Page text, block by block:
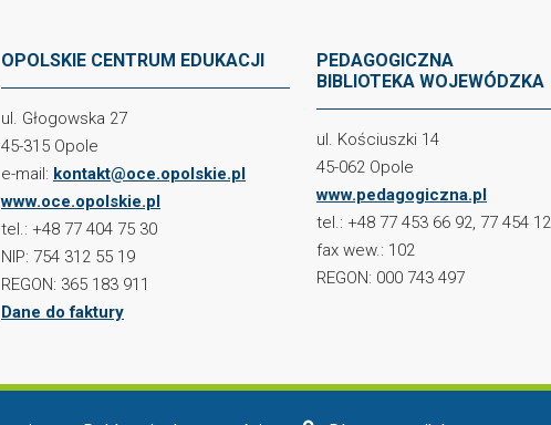
OPOLSKIE CENTRUM EDUKACJI
ul. Głogowska 27
45-315 Opole
e-mail: kontakt@oce.opolskie.pl
www.oce.opolskie.pl
tel.: +48 77 404 75 30
NIP: 754 312 55 19
REGON: 365 183 911
Dane do faktury
PEDAGOGICZNA
BIBLIOTEKA WOJEWÓDZKA
ul. Kościuszki 14
45-062 Opole
www.pedagogiczna.pl
tel.: +48 77 453 66 92, 77 454
fax wew.: 102
REGON: 000 743 497